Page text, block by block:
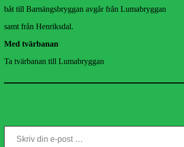
båt till Barnängsbryggan avgår från Lumabryggan
samt från Henriksdal.
Med tvärbanan
Ta tvärbanan till Lumabryggan
Skriv din e-post …